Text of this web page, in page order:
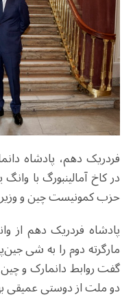
در کاخ آمالینبورگ با
حزب کمونیست چین و وزیر
پادشاه فردریک دهم از
مارگرته دوم را به شی
گفت روابط دانمارک و
دو ملت از دوستی عمیقی